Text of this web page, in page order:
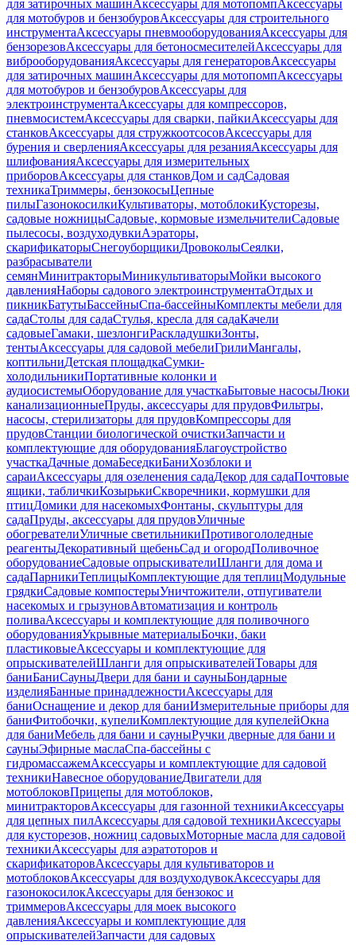
для затирочных машинАксессуары для мотопомпАксессуары
для мотобуров и бензобуровАксессуары для строительного
инструментаАксессуары пневмооборудованияАксессуары для
бензорезовАксессуары для бетоносмесителейАксессуары для
виброоборудованияАксессуары для генераторовАксессуары
для затирочных машинАксессуары для мотопомпАксессуары
для мотобуров и бензобуровАксессуары для
электроинструментаАксессуары для компрессоров,
пневмосистемАксессуары для сварки, пайкиАксессуары для
станковАксессуары для стружкоотсосовАксессуары для
бурения и сверленияАксессуары для резанияАксессуары для
шлифованияАксессуары для измерительных
приборовАксессуары для станковДом и садСадовая
техникаТриммеры, бензокосыЦепные
пилыГазонокосилкиКультиваторы, мотоблокиКусторезы,
садовые ножницыСадовые, кормовые измельчителиСадовые
пылесосы, воздуходувкиАэраторы,
скарификаторыСнегоуборщикиДровоколыСеялки,
разбрасыватели
семянМинитракторыМиникультиваторыМойки высокого
давленияНаборы садового электроинструментаОтдых и
пикникБатутыБассейныСпа-бассейныКомплекты мебели для
садаСтолы для садаСтулья, кресла для садаКачели
садовыеГамаки, шезлонгиРаскладушкиЗонты,
тентыАксессуары для садовой мебелиГрилиМангалы,
коптильниДетская площадкаСумки-
холодильникиПортативные колонки и
аудиосистемыОборудование для участкаБытовые насосыЛюки
канализационныеПруды, аксессуары для прудовФильтры,
насосы, стерилизаторы для прудовКомпрессоры для
прудовСтанции биологической очисткиЗапчасти и
комплектующие для оборудованияБлагоустройство
участкаДачные домаБеседкиБаниХозблоки и
сараиАксессуары для озеленения садаДекор для садаПочтовые
ящики, табличкиКозырькиСкворечники, кормушки для
птицДомики для насекомыхФонтаны, скульптуры для
садаПруды, аксессуары для прудовУличные
обогревателиУличные светильникиПротивогололедные
реагентыДекоративный щебеньСад и огородПоливочное
оборудованиеСадовые опрыскивателиШланги для дома и
садаПарникиТеплицыКомплектующие для теплицМодульные
грядкиСадовые компостерыУничтожители, отпугиватели
насекомых и грызуновАвтоматизация и контроль
поливаАксессуары и комплектующие для поливочного
оборудованияУкрывные материалыБочки, баки
пластиковыеАксессуары и комплектующие для
опрыскивателейШланги для опрыскивателейТовары для
баниБаниСауныДвери для бани и сауныБондарные
изделияБанные принадлежностиАксессуары для
баниОснащение и декор для баниИзмерительные приборы для
баниФитобочки, купелиКомплектующие для купелейОкна
для баниМебель для бани и сауныРучки дверные для бани и
сауныЭфирные маслаСпа-бассейны с
гидромассажемАксессуары и комплектующие для садовой
техникиНавесное оборудованиеДвигатели для
мотоблоковПрицепы для мотоблоков,
минитракторовАксессуары для газонной техникиАксессуары
для цепных пилАксессуары для садовой техникиАксессуары
для кусторезов, ножниц садовыхМоторные масла для садовой
техникиАксессуары для аэратоторов и
скарификаторовАксессуары для культиваторов и
мотоблоковАксессуары для воздуходувокАксессуары для
газонокосилокАксессуары для бензокос и
триммеровАксессуары для моек высокого
давленияАксессуары и комплектующие для
опрыскивателейЗапчасти для садовых